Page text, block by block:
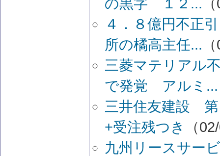
の黒字 １２...
４．８億円不正
所の橘高主任...
三菱マテリアル
で発覚 アルミ...
三井住友建設
+受注残つき
（
九州リースサー